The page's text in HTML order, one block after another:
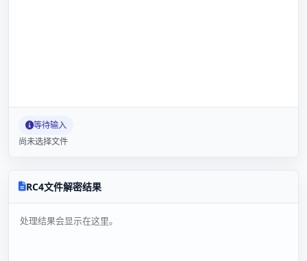
等待输入
尚未选择文件
RC4文件解密结果